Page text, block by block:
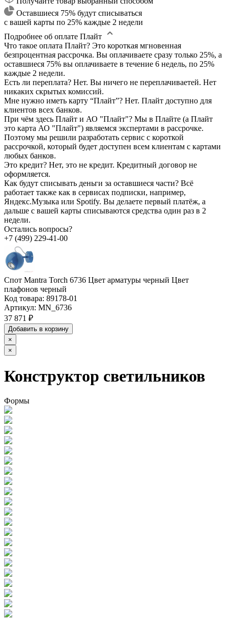
Оставшиеся 75% будут списываться
с вашей карты по 25% каждые 2 недели
Подробнее об оплате Плайт
Что такое оплата Плайт? Это короткая мгновенная
безпроцентная рассрочка. Вы оплачиваете сразу только 25%, а
оставшиеся 75% вы оплачиваете в течение 6 недель, по 25%
каждые 2 недели.
Есть ли переплата? Нет. Вы ничего не переплачиваетей. Нет
никаких скрытых комиссий.
Мне нужно иметь карту “Плайт”? Нет. Плайт доступно для
клиентов всех банков.
При чём здесь Плайт и АО "Плайт"? Мы в Плайте (а Плайт
это карта АО "Плайт") являемся экспертами в рассрочке.
Поэтому мы решили разработать сервис с короткой
рассрочкой, который будет доступен всем клиентам с картами
любых банков.
Это кредит? Нет, это не кредит. Кредитный договор не
оформляется.
Как будут списывать деньги за оставшиеся части? Всё
работает также как в сервисах подписки, например,
Яндекс.Музыка или Spotify. Вы делаете первый платёж, а
дальше с вашей карты списываются средства один раз в 2
недели.
Остались вопросы?
+7 (499) 229-41-00
Спот Mantra Torch 6736 Цвет арматуры черный Цвет
плафонов черный
Код товара: 89178-01
Артикул: MN_6736
37 871 ₽
Добавить в корзину
×
×
Конструктор светильников
Формы